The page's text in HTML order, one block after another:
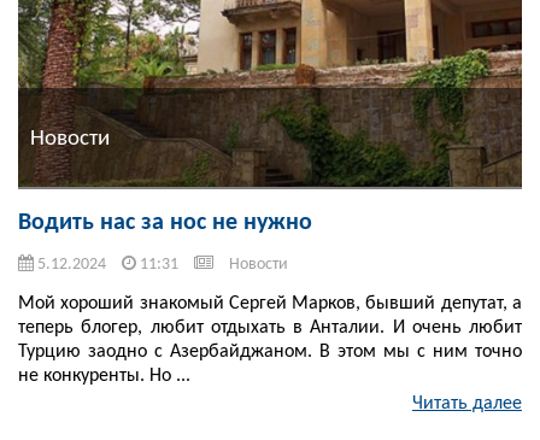
Новости
Водить нас за нос не нужно
5.12.2024 11:31 Новости
Мой хороший знакомый Сергей Марков, бывший депутат, а
теперь блогер, любит отдыхать в Анталии. И очень любит
Турцию заодно с Азербайджаном. В этом мы с ним точно
не конкуренты. Но ...
Читать далее